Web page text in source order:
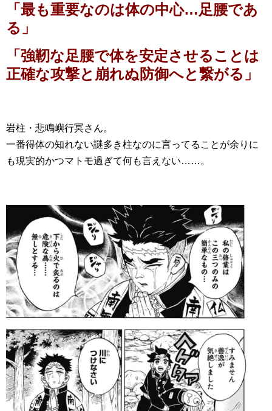
「最も重要なのは体の中心…足腰であ
る」
「強靭な足腰で体を安定させることは
正確な攻撃と崩れぬ防御へと繋がる」
岩柱・悲鳴嶼行冥さん。
一番得体の知れない謎多き柱なのに言ってることが余りに
も現実的かつマトモ過ぎて何も言えない……。